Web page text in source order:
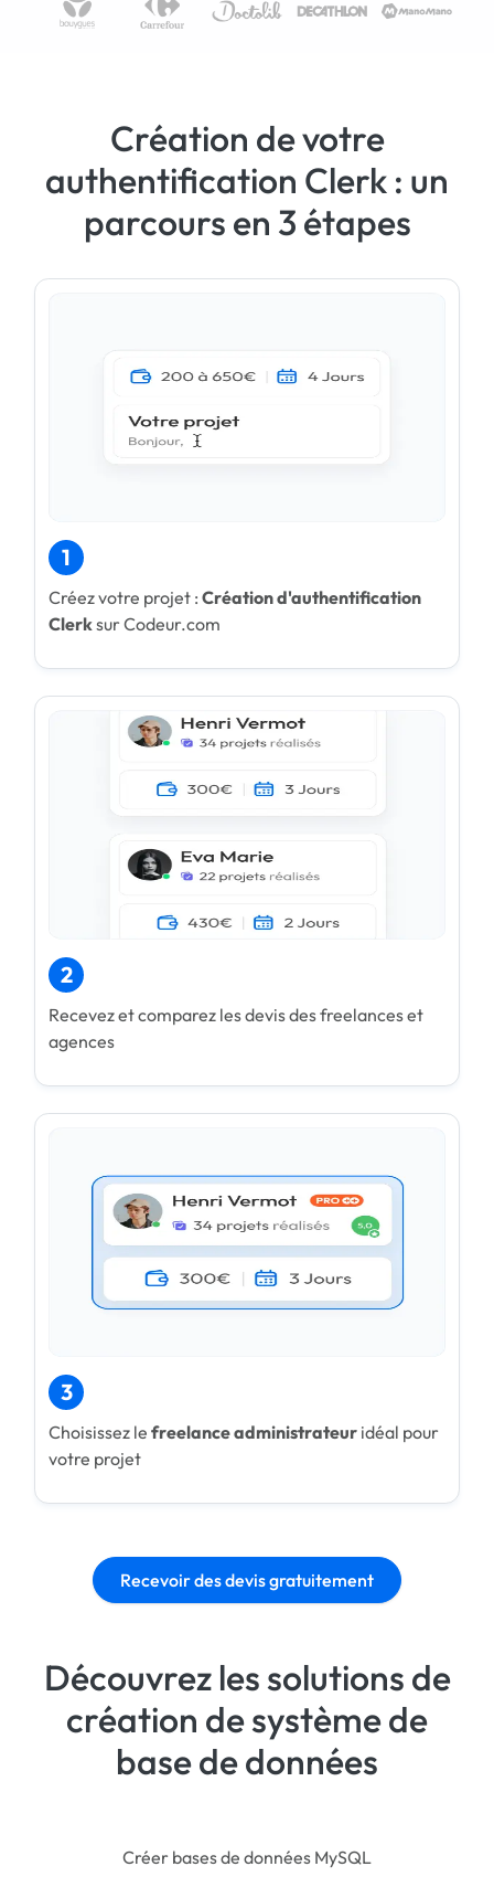
Création de votre
authentification Clerk : un
parcours en 3 étapes
1
Créez votre projet : Création d'authentification
Clerksur Codeur.com
2
Recevez et comparez les devis des freelances et
agences
3
Choisissez le freelance administrateur idéal pour
votre projet
Recevoir des devis gratuitement
Découvrez les solutions de
création de système de
base de données
Créer bases de données MySQL